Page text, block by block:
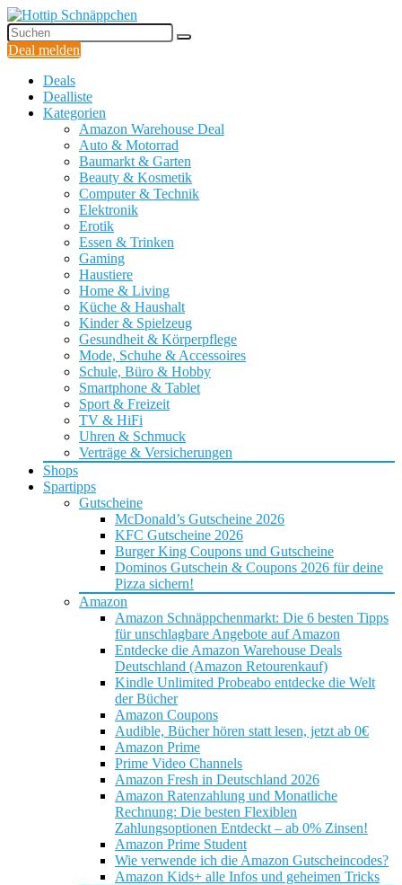
Deal melden
Deals
Dealliste
Kategorien
Amazon Warehouse Deal
Auto & Motorrad
Baumarkt & Garten
Beauty & Kosmetik
Computer & Technik
Elektronik
Erotik
Essen & Trinken
Gaming
Haustiere
Home & Living
Küche & Haushalt
Kinder & Spielzeug
Gesundheit & Körperpflege
Mode, Schuhe & Accessoires
Schule, Büro & Hobby
Smartphone & Tablet
Sport & Freizeit
TV & HiFi
Uhren & Schmuck
Verträge & Versicherungen
Shops
Spartipps
Gutscheine
McDonald’s Gutscheine 2026
KFC Gutscheine 2026
Burger King Coupons und Gutscheine
Dominos Gutschein & Coupons 2026 für deine
Pizza sichern!
Amazon
Amazon Schnäppchenmarkt: Die 6 besten Tipps
für unschlagbare Angebote auf Amazon
Entdecke die Amazon Warehouse Deals
Deutschland (Amazon Retourenkauf)
Kindle Unlimited Probeabo entdecke die Welt
der Bücher
Amazon Coupons
Audible, Bücher hören statt lesen, jetzt ab 0€
Amazon Prime
Prime Video Channels
Amazon Fresh in Deutschland 2026
Amazon Ratenzahlung und Monatliche
Rechnung: Die besten Flexiblen
Zahlungsoptionen Entdeckt – ab 0% Zinsen!
Amazon Prime Student
Wie verwende ich die Amazon Gutscheincodes?
Amazon Kids+ alle Infos und geheimen Tricks